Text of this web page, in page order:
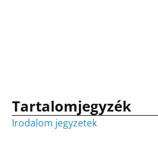
Tartalomjegyzék
Irodalom jegyzetek